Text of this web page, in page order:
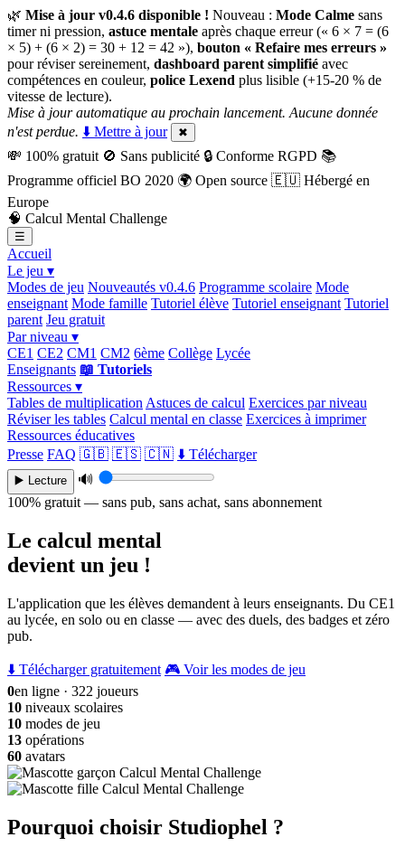
🌿 Mise à jour v0.4.6 disponible ! Nouveau : Mode Calme sans
timer ni pression, astuce mentale après chaque erreur (« 6 × 7 = (6
× 5) + (6 × 2) = 30 + 12 = 42 »), bouton « Refaire mes erreurs »
pour réviser sereinement, dashboard parent simplifié avec
compétences en couleur, police Lexend plus lisible (+15-20 % de
vitesse de lecture).
Mise à jour automatique au prochain lancement. Aucune donnée
n'est perdue. ⬇️ Mettre à jour ✖
💸 100% gratuit 🚫 Sans publicité 🔒 Conforme RGPD 📚
Programme officiel BO 2020 🌍 Open source 🇪🇺 Hébergé en
Europe
🧠 Calcul Mental Challenge
☰
Accueil
Le jeu ▾
Modes de jeu Nouveautés v0.4.6 Programme scolaire Mode
enseignant Mode famille Tutoriel élève Tutoriel enseignant Tutoriel
parent Jeu gratuit
Par niveau ▾
CE1 CE2 CM1 CM2 6ème Collège Lycée
Enseignants 📖 Tutoriels
Ressources ▾
Tables de multiplication Astuces de calcul Exercices par niveau
Réviser les tables Calcul mental en classe Exercices à imprimer
Ressources éducatives
Presse FAQ 🇬🇧 🇪🇸 🇨🇳 ⬇️ Télécharger
▶️ Lecture
🔊
100% gratuit — sans pub, sans achat, sans abonnement
Le calcul mental
devient un jeu !
L'application que les élèves demandent à leurs enseignants. Du CE1
au lycée, en solo ou en classe — avec des duels, des badges et zéro
pub.
⬇️ Télécharger gratuitement 🎮 Voir les modes de jeu
0en ligne · 322 joueurs
10 niveaux scolaires
10 modes de jeu
13 opérations
60 avatars
Pourquoi choisir Studiophel ?